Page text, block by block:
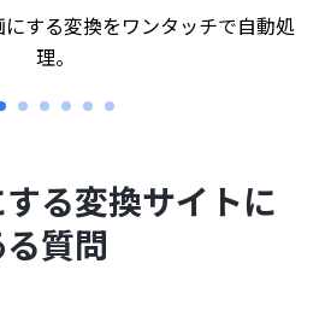
する変換をワンタッチで自動処
理。
る変換サイトに
質問